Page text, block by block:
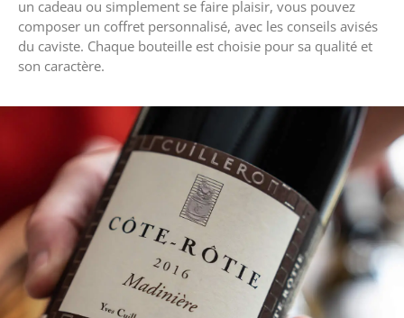
un cadeau ou simplement se faire plaisir, vous pouvez
composer un coffret personnalisé, avec les conseils avisés
du caviste. Chaque bouteille est choisie pour sa qualité et
son caractère.